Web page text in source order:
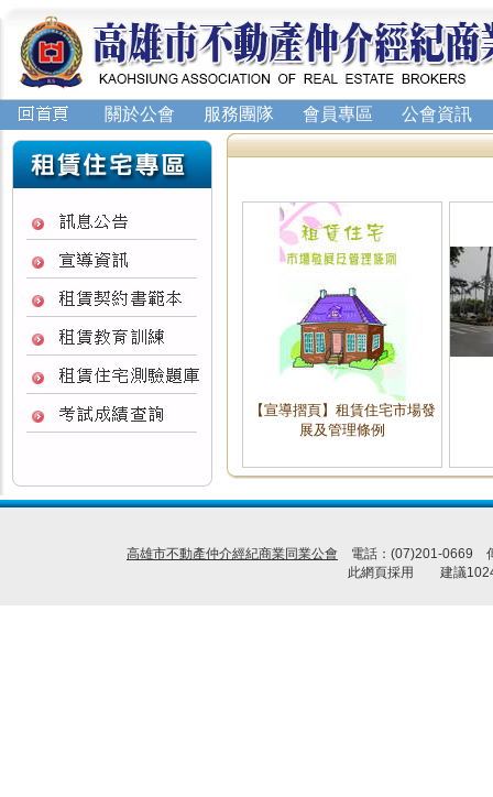
關於公會 服務團隊 會員專區 公會資訊
【宣導摺頁】租賃住宅市場發
展及管理條例
高雄市不動產仲介經紀商業同業公會 電話：(07)201-0669
此網頁採用 建議